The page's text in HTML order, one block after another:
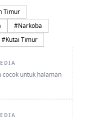
Timur
#Narkoba
#Kutai Timur
untuk halaman